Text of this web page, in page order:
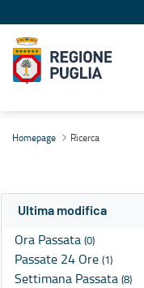
Homepage Ricerca
Ultima modifica
Ora Passata (0)
Passate 24 Ore (1)
Settimana Passata (8)